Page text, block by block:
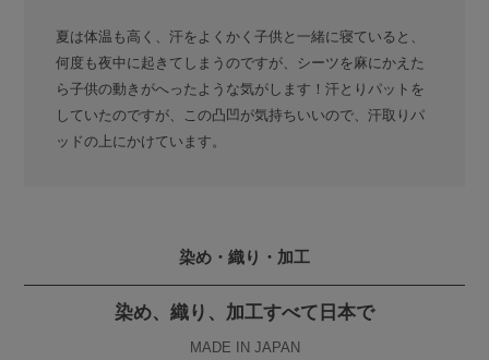
夏は体温も高く、汗をよくかく子供と一緒に寝ていると、
何度も夜中に起きてしまうのですが、シーツを麻にかえた
ら子供の動きがへったような気がします！汗とりパットを
していたのですが、この凸凹が気持ちいいので、汗取りパ
ッドの上にかけています。
染め・織り・加工
染め、織り、加工すべて日本で
MADE IN JAPAN